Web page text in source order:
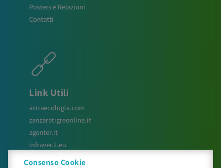
Posters e Relazioni
Contatti
Link Utili
astraecologia.com
zanzaratigreonline.it
agenter.it
infravec2.eu
meteosystem.com
Consenso Cookie